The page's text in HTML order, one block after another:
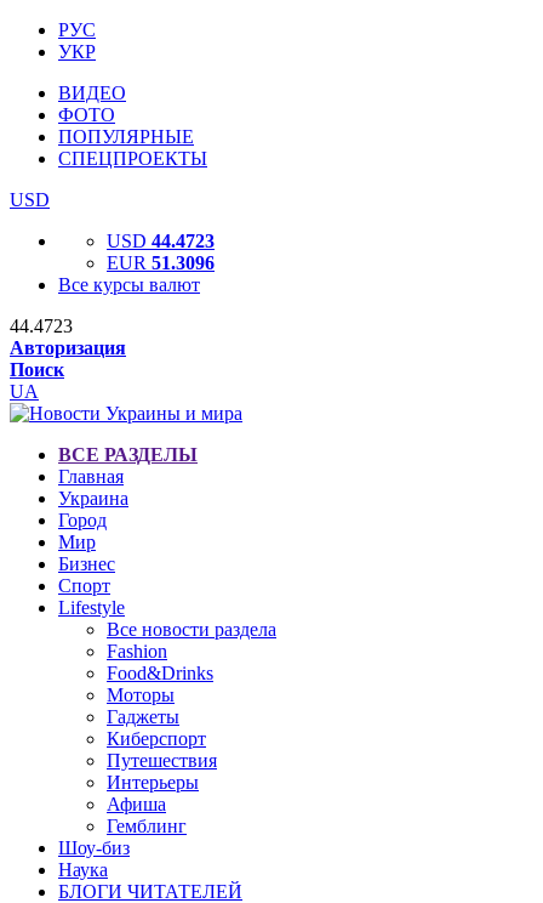
РУС
УКР
ВИДЕО
ФОТО
ПОПУЛЯРНЫЕ
СПЕЦПРОЕКТЫ
USD
USD 44.4723
EUR 51.3096
Все курсы валют
44.4723
Авторизация
Поиск
UA
ВСЕ РАЗДЕЛЫ
Главная
Украина
Город
Мир
Бизнес
Спорт
Lifestyle
Все новости раздела
Fashion
Food&Drinks
Моторы
Гаджеты
Киберспорт
Путешествия
Интерьеры
Афиша
Гемблинг
Шоу-биз
Наука
БЛОГИ ЧИТАТЕЛЕЙ